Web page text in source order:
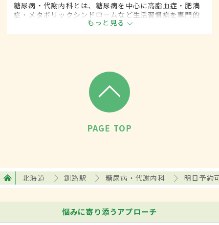
糖尿病・代謝内科とは、糖尿病を中心に高脂血症・肥満
症・メタボリックシンドロームなど生活習慣病を専門的
に取り扱う内科の一領域です。平成20年4月の制度改正
前は、糖尿病科と呼ばれていました。
もっと見る
PAGE TOP
北海道 釧路駅 糖尿病・代謝内科 明日予約
悩みに寄り添うアプローチ